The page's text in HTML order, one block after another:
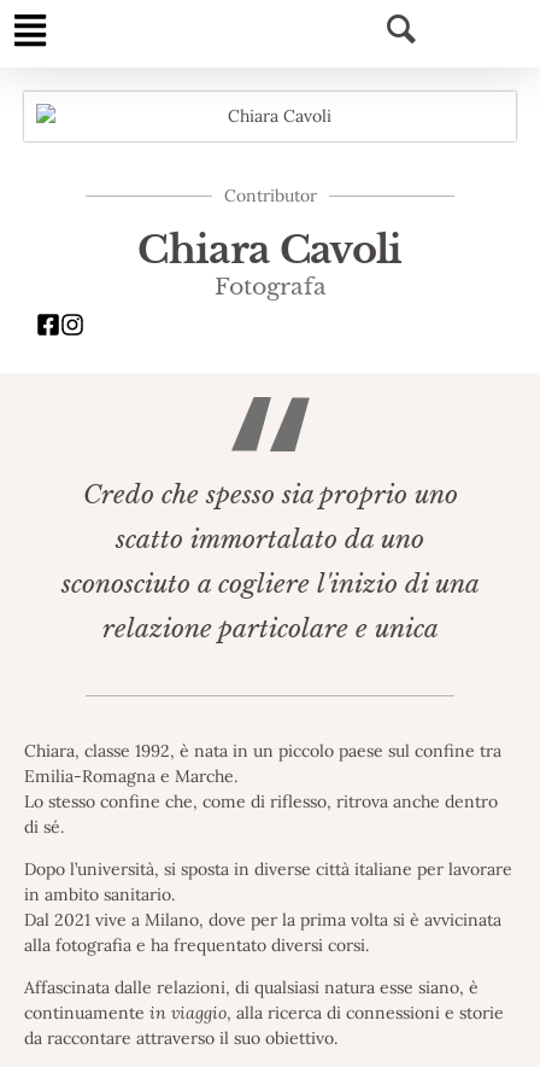
Contributor
Chiara Cavoli
Fotografa
Credo che spesso sia proprio uno
scatto immortalato da uno
sconosciuto a cogliere l'inizio di una
relazione particolare e unica
Chiara, classe 1992, è nata in un piccolo paese sul confine tra
Emilia-Romagna e Marche.
Lo stesso confine che, come di riflesso, ritrova anche dentro
di sé.
Dopo l’università, si sposta in diverse città italiane per lavorare
in ambito sanitario.
Dal 2021 vive a Milano, dove per la prima volta si è avvicinata
alla fotografia e ha frequentato diversi corsi.
Affascinata dalle relazioni, di qualsiasi natura esse siano, è
continuamente in viaggio, alla ricerca di connessioni e storie
da raccontare attraverso il suo obiettivo.